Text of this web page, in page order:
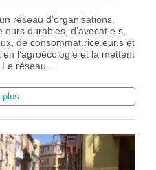
réseau d’organisations,
durables, d’avocat.e.s,
de consommat.rice.eur.s et
l’agroécologie et la mettent
réseau ...
plus